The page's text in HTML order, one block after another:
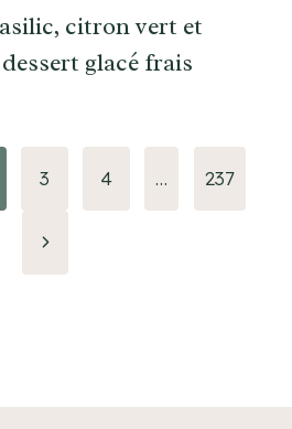
citron vert et
glacé frais
3 4 … 237
Page